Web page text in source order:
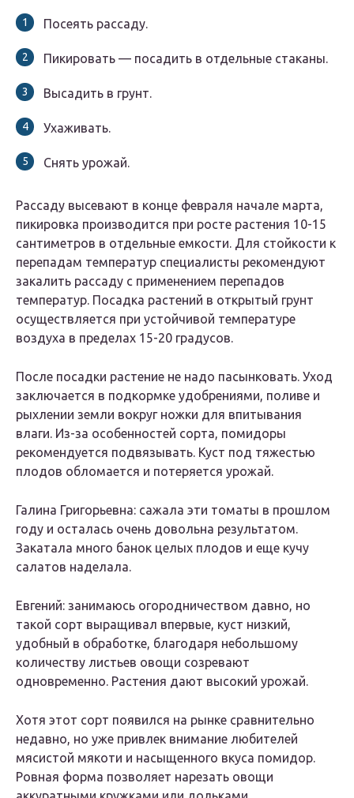
Посеять рассаду.
Пикировать — посадить в отдельные стаканы.
Высадить в грунт.
Ухаживать.
Снять урожай.
Рассаду высевают в конце февраля начале марта,
пикировка производится при росте растения 10-15
сантиметров в отдельные емкости. Для стойкости к
перепадам температур специалисты рекомендуют
закалить рассаду с применением перепадов
температур. Посадка растений в открытый грунт
осуществляется при устойчивой температуре
воздуха в пределах 15-20 градусов.
После посадки растение не надо пасынковать. Уход
заключается в подкормке удобрениями, поливе и
рыхлении земли вокруг ножки для впитывания
влаги. Из-за особенностей сорта, помидоры
рекомендуется подвязывать. Куст под тяжестью
плодов обломается и потеряется урожай.
Галина Григорьевна: сажала эти томаты в прошлом
году и осталась очень довольна результатом.
Закатала много банок целых плодов и еще кучу
салатов наделала.
Евгений: занимаюсь огородничеством давно, но
такой сорт выращивал впервые, куст низкий,
удобный в обработке, благодаря небольшому
количеству листьев овощи созревают
одновременно. Растения дают высокий урожай.
Хотя этот сорт появился на рынке сравнительно
недавно, но уже привлек внимание любителей
мясистой мякоти и насыщенного вкуса помидор.
Ровная форма позволяет нарезать овощи